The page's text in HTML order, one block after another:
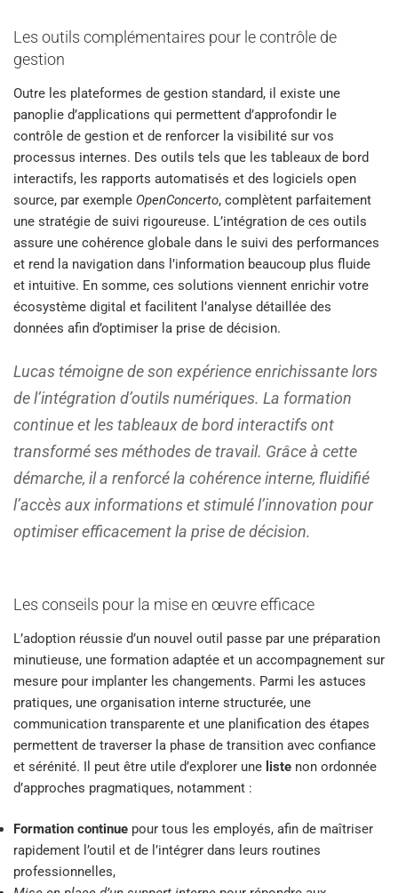
Les outils complémentaires pour le contrôle de
gestion
Outre les plateformes de gestion standard, il existe une
panoplie d’applications qui permettent d’approfondir le
contrôle de gestion et de renforcer la visibilité sur vos
processus internes. Des outils tels que les tableaux de bord
interactifs, les rapports automatisés et des logiciels open
source, par exemple OpenConcerto, complètent parfaitement
une stratégie de suivi rigoureuse. L’intégration de ces outils
assure une cohérence globale dans le suivi des performances
et rend la navigation dans l’information beaucoup plus fluide
et intuitive. En somme, ces solutions viennent enrichir votre
écosystème digital et facilitent l’analyse détaillée des
données afin d’optimiser la prise de décision.
Lucas témoigne de son expérience enrichissante lors
de l’intégration d’outils numériques. La formation
continue et les tableaux de bord interactifs ont
transformé ses méthodes de travail. Grâce à cette
démarche, il a renforcé la cohérence interne, fluidifié
l’accès aux informations et stimulé l’innovation pour
optimiser efficacement la prise de décision.
Les conseils pour la mise en œuvre efficace
L’adoption réussie d’un nouvel outil passe par une préparation
minutieuse, une formation adaptée et un accompagnement sur
mesure pour implanter les changements. Parmi les astuces
pratiques, une organisation interne structurée, une
communication transparente et une planification des étapes
permettent de traverser la phase de transition avec confiance
et sérénité. Il peut être utile d’explorer une liste non ordonnée
d’approches pragmatiques, notamment :
Formation continue pour tous les employés, afin de maîtriser
rapidement l’outil et de l’intégrer dans leurs routines
professionnelles,